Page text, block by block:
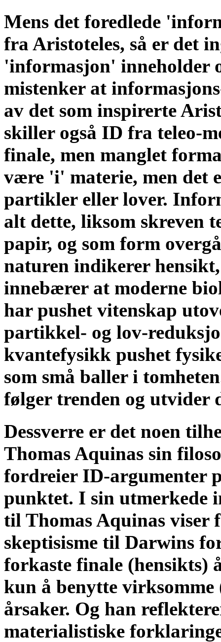
Mens det foredlede
fra Aristoteles, så er det
'informasjon' inneholder
mistenker at
av det som inspirerte
skiller også ID fra teleo-
finale, men manglet
være 'i' materie, men det
partikler eller lover.
alt dette, liksom skreven
papir, og som form
naturen indikerer
innebærer at moderne
har pushet vitenskap
partikkel- og lov-
kvantefysikk pushet
som små baller i
følger trenden og utvider
Dessverre er det noen
Thomas Aquinas sin
fordreier ID-argumenter
punktet. I sin utmerkede
til Thomas Aquinas viser
skeptisisme til Darwins
forkaste finale (hensikts)
kun å benytte virksomme
årsaker. Og han
materialistiske